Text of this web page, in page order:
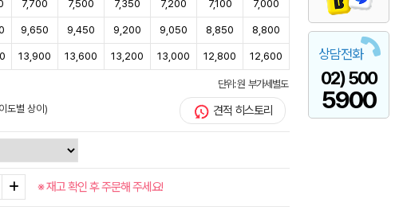
상담전화
02) 500
5900
7,700 7,500 7,350 7,200 7,100 7,000
9,650 9,450 9,200 9,050 8,850 8,800
13,900 13,600 13,200 13,000 12,800 12,600
단위: 원 부가세별도
도별 상이) 견적 히스토리
※ 재고 확인 후 주문해 주세요!